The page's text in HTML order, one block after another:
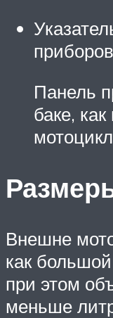
Панель
баке,
Внешне
как
при этом
меньше